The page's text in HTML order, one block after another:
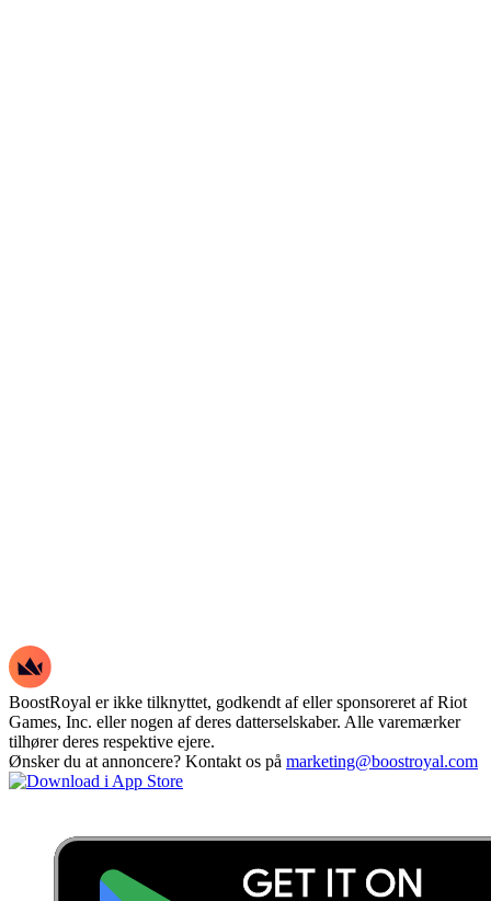
BoostRoyal er ikke tilknyttet, godkendt af eller sponsoreret af Riot
Games, Inc. eller nogen af deres datterselskaber. Alle varemærker
tilhører deres respektive ejere.
Ønsker du at annoncere? Kontakt os på marketing@boostroyal.com